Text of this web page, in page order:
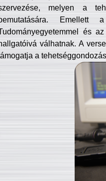
melyen a
Emellett
és
válhatnak. A
támogatja a